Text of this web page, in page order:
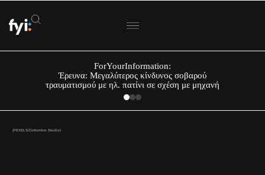
ForYourInformation:
Έρευνα: Μεγαλύτερος κίνδυνος σοβαρού
τραυματισμού με ηλ. πατίνι σε σχέση με μηχανή
(PEXELS/Cottonbro Studio)